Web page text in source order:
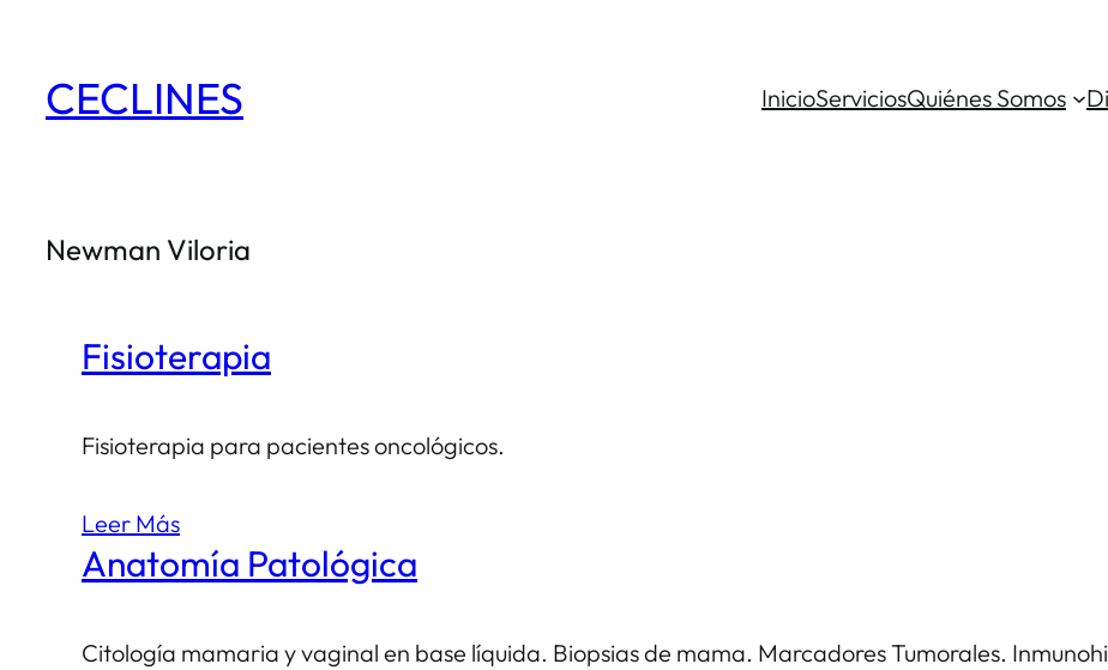
contenido
CECLINES InicioServiciosQuiénes Somos
Newman Viloria
Fisioterapia
Fisioterapia para pacientes oncológicos.
Leer Más
Anatomía Patológica
Citología mamaria y vaginal en base líquida. Biopsias de mama. Marcadores Tumorales.